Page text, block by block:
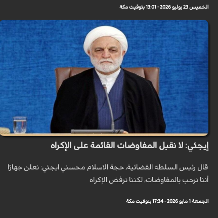
الخميس 23 يوليو 2026 - 13:01 بتوقيت مكة
إيجئي: لا نقبل المفاوضات القائمة على الإكراه
قال رئيس السلطة القضائية، حجة الاسلام محسني ايجئي: نعلن جهارًا
أننا نرحب بالمفاوضات، لكننا نرفض الإكراه
الجمعة 1 مايو 2026 - 17:34 بتوقيت مكة